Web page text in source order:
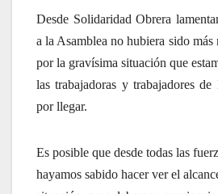
Desde Solidaridad Obrera
a la Asamblea no hubiera sido más
por la gravísima situación que
las trabajadoras y trabajadores
por llegar.
Es posible que desde todas las
hayamos sabido hacer ver el